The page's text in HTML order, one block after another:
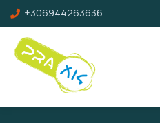
+306944263636